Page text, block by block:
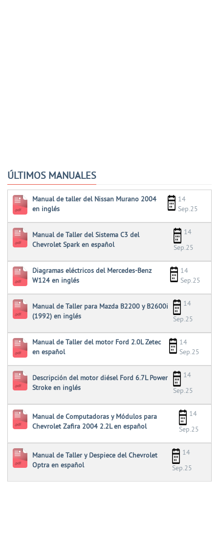
ÚLTIMOS MANUALES
Manual de taller del Nissan Murano 2004
en inglés
14
Sep.25
Manual de Taller del Sistema C3 del
Chevrolet Spark en español
14
Sep.25
Diagramas eléctricos del Mercedes-Benz
W124 en inglés
14
Sep.25
Manual de Taller para Mazda B2200 y B2600i
(1992) en inglés
14
Sep.25
Manual de Taller del motor Ford 2.0L Zetec
en español
14
Sep.25
Descripción del motor diésel Ford 6.7L Power
Stroke en inglés
14
Sep.25
Manual de Computadoras y Módulos para
Chevrolet Zafira 2004 2.2L en español
14
Sep.25
Manual de Taller y Despiece del Chevrolet
Optra en español
14
Sep.25